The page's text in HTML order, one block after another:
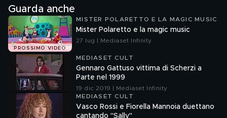
Guarda anche
PROSSIMO VIDEO
MISTER POLARETTO E LA MAGIC MUSIC
Mister Polaretto e la magic music
27 lug | Mediaset Infinity
MEDIASET CULT
Gennaro Gattuso vittima di Scherzi a
Parte nel 1999
19 dic 2019 | Mediaset Infinity
MEDIASET CULT
Vasco Rossi e Fiorella Mannoia duettano
cantando "Sally"